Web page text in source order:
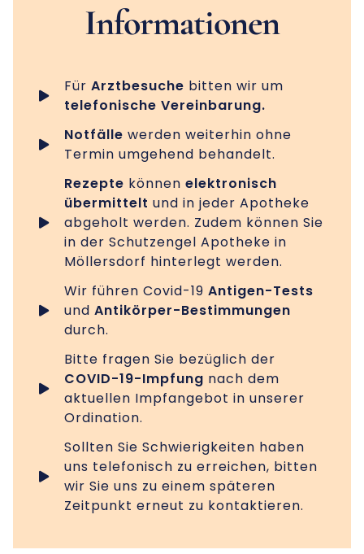
Informationen
Für Arztbesuche bitten wir um
telefonische Vereinbarung.
Notfälle werden weiterhin ohne
Termin umgehend behandelt.
Rezepte können elektronisch
übermittelt und in jeder Apotheke
abgeholt werden. Zudem können Sie
in der Schutzengel Apotheke in
Möllersdorf hinterlegt werden.
Wir führen Covid-19 Antigen-Tests
und Antikörper-Bestimmungen
durch.
Bitte fragen Sie bezüglich der
COVID-19-Impfung nach dem
aktuellen Impfangebot in unserer
Ordination.
Sollten Sie Schwierigkeiten haben
uns telefonisch zu erreichen, bitten
wir Sie uns zu einem späteren
Zeitpunkt erneut zu kontaktieren.